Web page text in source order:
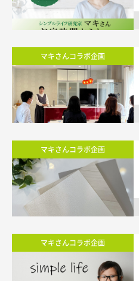
マキさんコラボ企画
マキさんコラボ企画
マキさんコラボ企画